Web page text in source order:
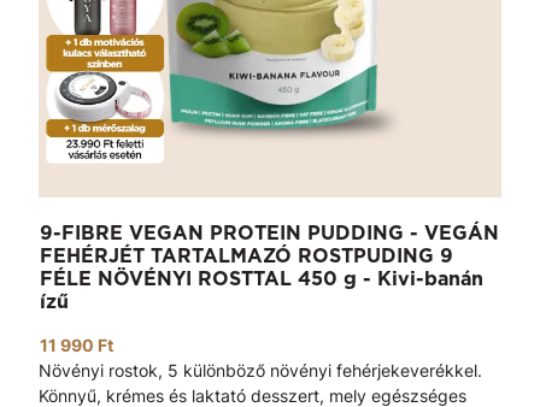
9-FIBRE VEGAN PROTEIN PUDDING - VEGÁN
FEHÉRJÉT TARTALMAZÓ ROSTPUDING 9
FÉLE NÖVÉNYI ROSTTAL 450 g - Kivi-banán
ízű
11 990 Ft
Növényi rostok, 5 különböző növényi fehérjekeverékkel.
Könnyű, krémes és laktató desszert, mely egészséges